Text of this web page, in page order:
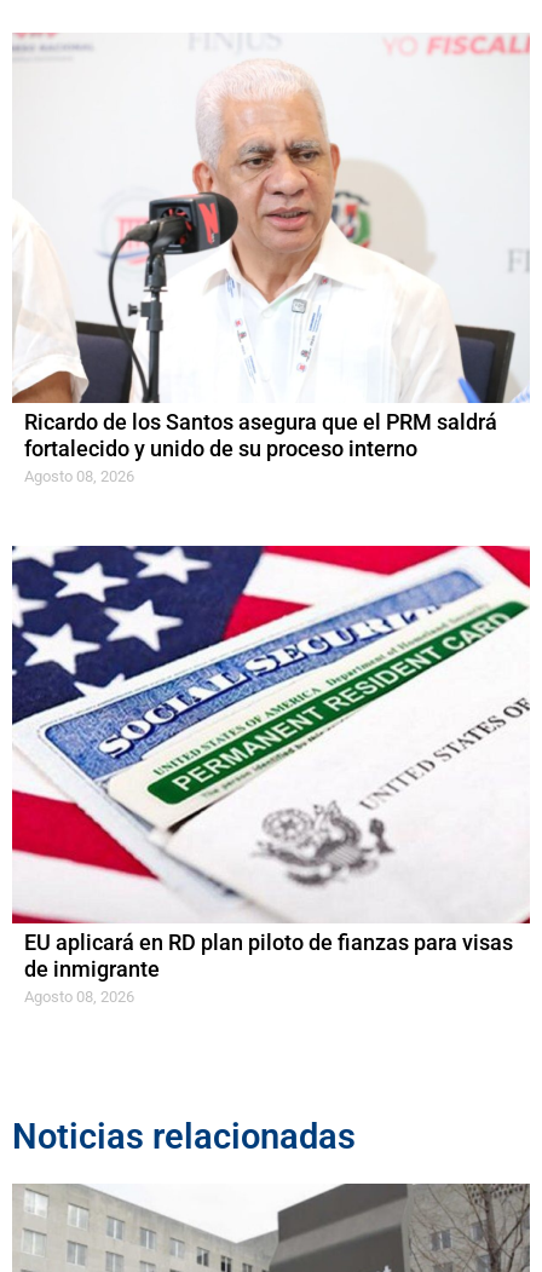
Ricardo de los Santos asegura que el PRM saldrá
fortalecido y unido de su proceso interno
Agosto 08, 2026
EU aplicará en RD plan piloto de fianzas para visas
de inmigrante
Agosto 08, 2026
Noticias relacionadas